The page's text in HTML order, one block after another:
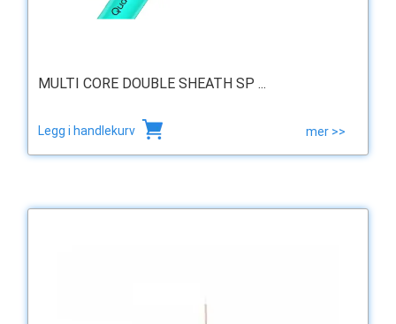
MULTI CORE DOUBLE SHEATH SP ...
Legg i handlekurv mer >>